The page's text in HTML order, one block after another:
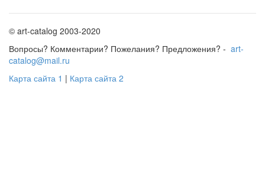
© art-catalog 2003-2020
Вопросы? Комментарии? Пожелания? Предложения? - art-
catalog@mail.ru
Карта сайта 1 | Карта сайта 2